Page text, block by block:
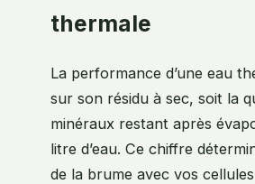
thermale
La performance d’une eau
sur son résidu à sec, soit la
minéraux restant après
litre d’eau. Ce chiffre
de la brume avec vos